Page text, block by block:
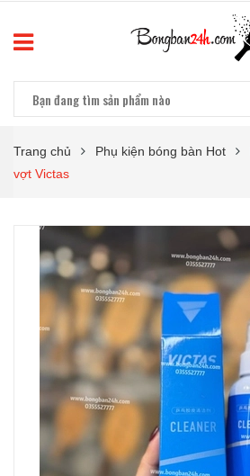
Trang chủ Phụ kiện bóng bàn Hot
vợt Victas